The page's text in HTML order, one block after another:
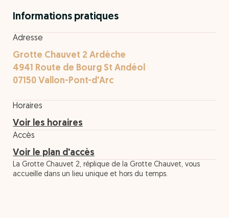
Informations pratiques
Adresse
Grotte Chauvet 2 Ardèche
4941 Route de Bourg St Andéol
07150 Vallon-Pont-d'Arc
Horaires
Voir les horaires
Accès
Voir le plan d'accès
La Grotte Chauvet 2, réplique de la Grotte Chauvet, vous
accueille dans un lieu unique et hors du temps.